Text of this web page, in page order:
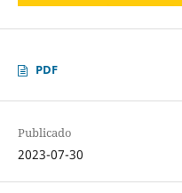
PDF
Publicado
2023-07-30